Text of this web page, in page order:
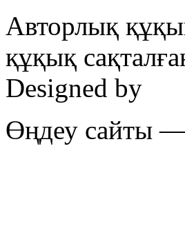
Авторлық
құқық
Designed by
Өңдеу сайты